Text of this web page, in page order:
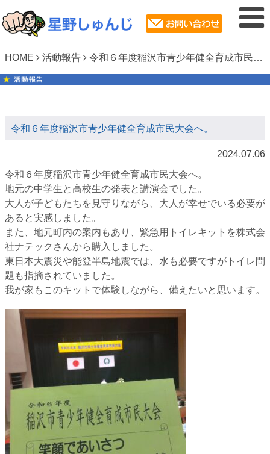
HOME 活動報告 令和６年度稲沢市青少年健全育成市民大会へ。
令和６年度稲沢市青少年健全育成市民大会へ。
2024.07.06
令和６年度稲沢市青少年健全育成市民大会へ。
地元の中学生と高校生の発表と講演会でした。
大人が子どもたちを見守りながら、大人が幸せでいる必要が
あると実感しました。
また、地元町内の案内もあり、緊急用トイレキットを株式会
社ナテックさんから購入しました。
東日本大震災や能登半島地震では、水も必要ですがトイレ問
題も指摘されていました。
我が家もこのキットで体験しながら、備えたいと思います。